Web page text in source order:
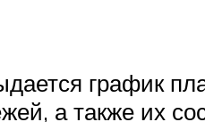
график
а также их